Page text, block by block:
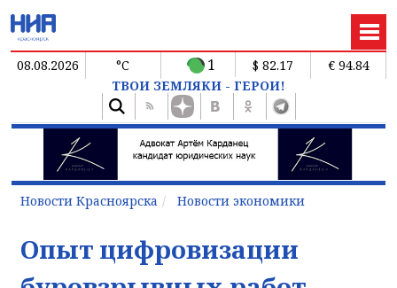
08.08.2026 °C 1 $ 82.17
€ 94.84
ТВОИ ЗЕМЛЯКИ - ГЕРОИ!
Новости Красноярска Новости экономики
Опыт цифровизации